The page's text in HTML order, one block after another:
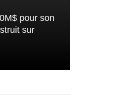
pour son
sur